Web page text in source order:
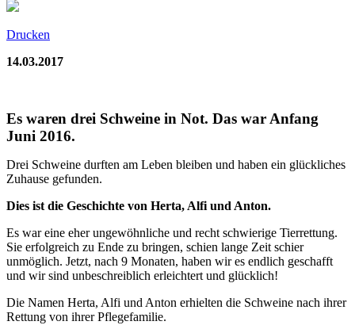
Drucken
14.03.2017
Es waren drei Schweine in Not. Das war Anfang
Juni 2016.
Drei Schweine durften am Leben bleiben und haben ein glückliches
Zuhause gefunden.
Dies ist die Geschichte von Herta, Alfi und Anton.
Es war eine eher ungewöhnliche und recht schwierige Tierrettung.
Sie erfolgreich zu Ende zu bringen, schien lange Zeit schier
unmöglich. Jetzt, nach 9 Monaten, haben wir es endlich geschafft
und wir sind unbeschreiblich erleichtert und glücklich!
Die Namen Herta, Alfi und Anton erhielten die Schweine nach ihrer
Rettung von ihrer Pflegefamilie.